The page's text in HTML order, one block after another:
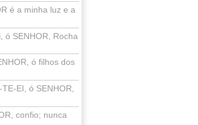
é a minha luz e a
ó SENHOR, Rocha
ó filhos dos
TE-EI, ó SENHOR,
confio; nunca